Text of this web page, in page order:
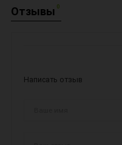
Отзывы 0
Написать отзыв